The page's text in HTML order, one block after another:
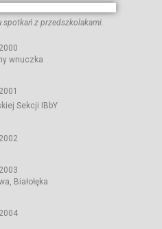
z przedszkolakami.
2000
wnuczka
2001
Sekcji IBbY
2002
2003
Białołęka
2004